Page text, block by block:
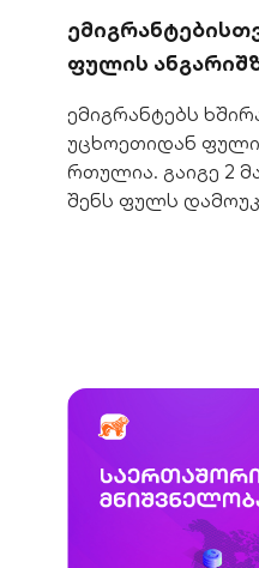
ფულის
ემიგრანტებს
უცხოეთიდან
რთულია. გაიგე 2
შენს ფულს